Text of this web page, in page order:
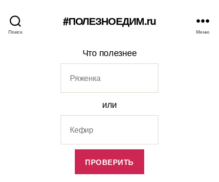
Поиск
#ПОЛЕЗНОЕДИМ.ru
Меню
Что полезнее
или